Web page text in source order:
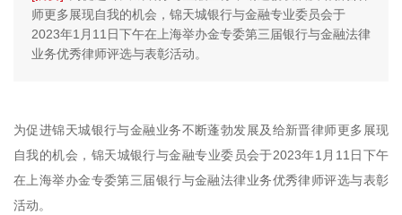
师更多展现自我的机会，锦天城银行与金融专业委员会于
2023年1月11日下午在上海举办金专委第三届银行与金融法律
业务优秀律师评选与表彰活动。
为促进锦天城银行与金融业务不断蓬勃发展及给新晋律师更多展现
自我的机会，锦天城银行与金融专业委员会于2023年1月11日下午
在上海举办金专委第三届银行与金融法律业务优秀律师评选与表彰
活动。